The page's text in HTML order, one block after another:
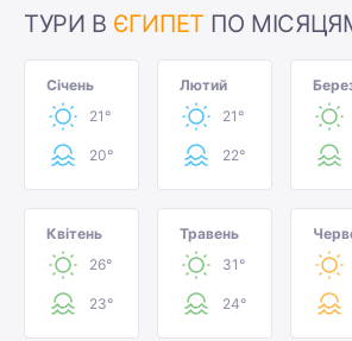
ТУРИ В ЄГИПЕТ ПО
Січень
21°
20°
Лютий
21°
22°
Квітень
26°
23°
Травень
31°
24°